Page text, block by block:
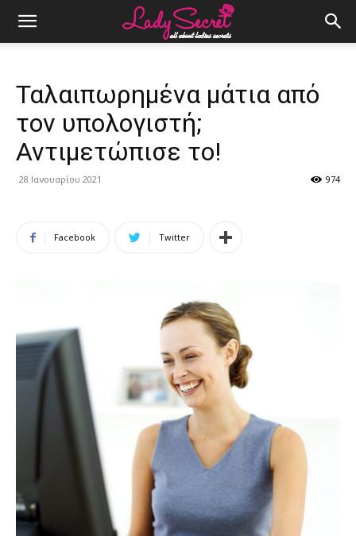
Ταλαιπωρημένα μάτια από
τον υπολογιστή;
Αντιμετώπισε το!
28 Ιανουαρίου 2021 974
Facebook Twitter